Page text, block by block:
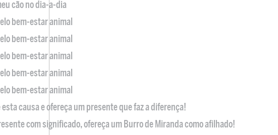
cão no dia-a-dia
bem-estar animal
bem-estar animal
bem-estar animal
bem-estar animal
bem-estar animal
esta causa e ofereça um presente que faz a diferença!
com significado, ofereça um Burro de Miranda como afilhado!